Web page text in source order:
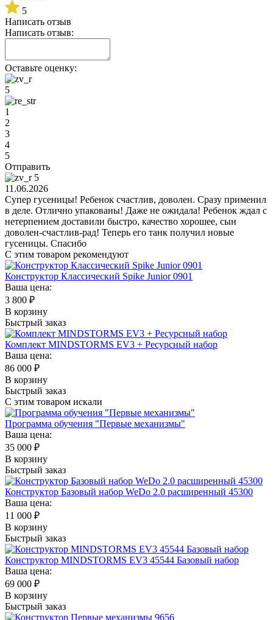
5
Написать отзыв
Написать отзыв:
Оставьте оценку:
5
1
2
3
4
5
Отправить
5
11.06.2026
Супер гусеницы! Ребенок счастлив, доволен. Сразу применил
в деле. Отлично упакованы! Даже не ожидала! Ребенок ждал с
нетерпением доставили быстро, качество хорошее, сын
доволен-счастлив-рад! Теперь его танк получил новые
гусеницы. Спасибо
С этим товаром рекомендуют
Конструктор Классический Spike Junior 0901
Ваша цена:
3 800 ₽
В корзину
Быстрый заказ
Комплект MINDSTORMS EV3 + Ресурсный набор
Ваша цена:
86 000 ₽
В корзину
Быстрый заказ
С этим товаром искали
Программа обучения "Первые механизмы"
Ваша цена:
35 000 ₽
В корзину
Быстрый заказ
Конструктор Базовый набор WeDo 2.0 расширенный 45300
Ваша цена:
11 000 ₽
В корзину
Быстрый заказ
Конструктор MINDSTORMS EV3 45544 Базовый набор
Ваша цена:
69 000 ₽
В корзину
Быстрый заказ